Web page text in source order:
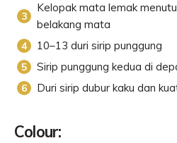
Kelopak mata lemak
belakang mata
10–13 duri sirip punggung
Sirip punggung kedua di
Duri sirip dubur kaku dan
Colour: